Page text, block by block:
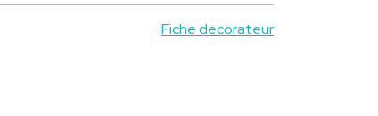
Fiche decorateur